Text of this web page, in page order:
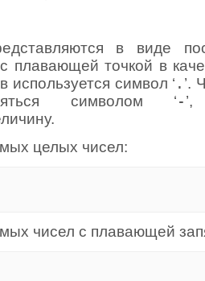
в виде
плавающей точкой в
используется символ ‘ . ’.
символом ‘-
целых чисел:
чисел с плавающей